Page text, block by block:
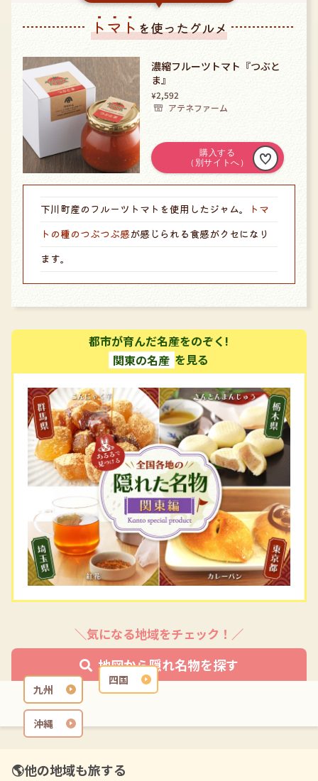
トマトを使ったグルメ
濃縮フルーツトマト『つぶと
ま』
¥2,592
アテネファーム
下川町産のフルーツトマトを使用したジャム。
トマ
トの種のつぶつぶ感が感じられる食感がクセになり
ます。
都市が育んだ名産をのぞく!
関東の名産 を見る
＼気になる地域をチェック！／
地図から隠れ名物を探す
四国
九州
沖縄
🌎他の地域も旅する